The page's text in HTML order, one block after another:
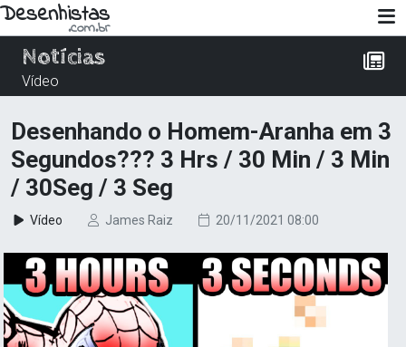
Desenhistas
.com.br
Notícias
Vídeo
Desenhando o Homem-Aranha em 3
Segundos??? 3 Hrs / 30 Min / 3 Min
/ 30Seg / 3 Seg
Vídeo James Raiz 20/11/2021 08:00